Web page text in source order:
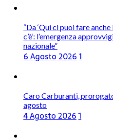
“Da ‘Qui ci puoi fare anche
c’è’: l’emergenza
nazionale”
6 Agosto 20261
Caro Carburanti,
agosto
4 Agosto 20261